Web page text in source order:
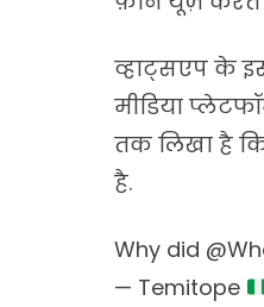
व्हाट्सएप के
मीडिया
तक लिखा है
है.
Why did
— Temitope